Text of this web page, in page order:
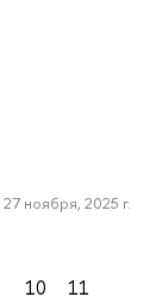
27 ноября, 2025 г.
10
11